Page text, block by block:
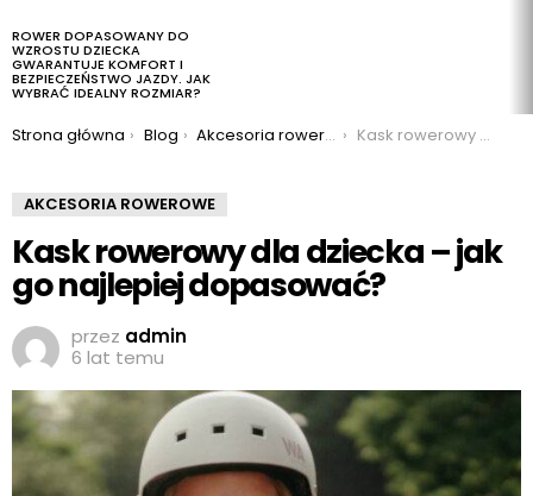
ROWER DOPASOWANY DO
WZROSTU DZIECKA
GWARANTUJE KOMFORT I
BEZPIECZEŃSTWO JAZDY. JAK
WYBRAĆ IDEALNY ROZMIAR?
Jesteś tutaj:
Strona główna Blog Akcesoria rowerowe Kask rowerowy dla dziecka – jak go najlepiej dopasować?
AKCESORIA ROWEROWE
Kask rowerowy dla dziecka – jak
go najlepiej dopasować?
przez admin
6 lat temu